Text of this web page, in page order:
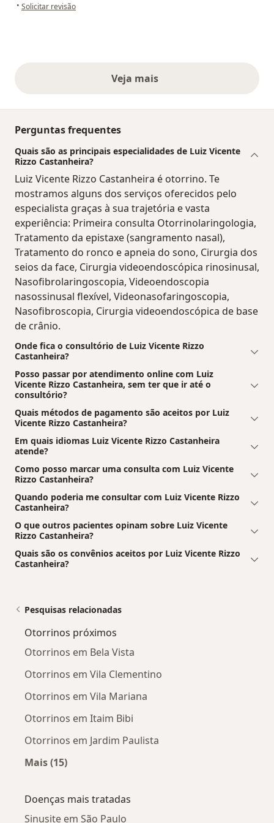
• na opinião do utilizador A.J.A.
Solicitar revisão
Veja maisopiniões acima
Perguntas frequentes
Quais são as principais especialidades de Luiz Vicente
Rizzo Castanheira?
Luiz Vicente Rizzo Castanheira é otorrino. Te
mostramos alguns dos serviços oferecidos pelo
especialista graças à sua trajetória e vasta
experiência: Primeira consulta Otorrinolaringologia,
Tratamento da epistaxe (sangramento nasal),
Tratamento do ronco e apneia do sono, Cirurgia dos
seios da face, Cirurgia videoendoscópica rinosinusal,
Nasofibrolaringoscopia, Videoendoscopia
nasossinusal flexível, Videonasofaringoscopia,
Nasofibroscopia, Cirurgia videoendoscópica de base
de crânio.
Onde fica o consultório de Luiz Vicente Rizzo
Castanheira?
Posso passar por atendimento online com Luiz
Vicente Rizzo Castanheira, sem ter que ir até o
consultório?
Quais métodos de pagamento são aceitos por Luiz
Vicente Rizzo Castanheira?
Em quais idiomas Luiz Vicente Rizzo Castanheira
atende?
Como posso marcar uma consulta com Luiz Vicente
Rizzo Castanheira?
Quando poderia me consultar com Luiz Vicente Rizzo
Castanheira?
O que outros pacientes opinam sobre Luiz Vicente
Rizzo Castanheira?
Quais são os convênios aceitos por Luiz Vicente Rizzo
Castanheira?
Pesquisas relacionadas
Otorrinos próximos
Otorrinos em Bela Vista
Otorrinos em Vila Clementino
Otorrinos em Vila Mariana
Otorrinos em Itaim Bibi
Otorrinos em Jardim Paulista
Mais (15)
Doenças mais tratadas
Sinusite em São Paulo